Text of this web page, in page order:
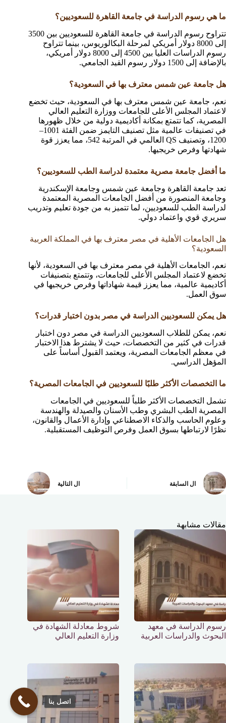
ما هي رسوم الدراسة في جامعة القاهرة للسعوديين؟
تتراوح رسوم الدراسة في جامعة القاهرة للسعوديين بين 3500
إلى 8000 دولار أمريكي لمرحلة البكالوريوس، بينما تتراوح
رسوم الدراسات العليا بين 4500 إلى 8000 دولار أمريكي،
بالإضافة إلى 1500 دولار رسوم القيد الجامعي.
هل جامعة عين شمس معترف بها في السعودية؟
نعم، جامعة عين شمس معترف بها في السعودية، حيث تخضع
لاعتماد المجلس الأعلى للجامعات ووزارة التعليم العالي
المصرية، كما تتمتع بمكانة أكاديمية دولية من خلال ظهورها
في تصنيفات عالمية مثل تصنيف التايمز ضمن الفئة 1001–
1200، وتصنيف QS العالمي في المرتبة 542، مما يعزز قوة
شهادتها وفرص خريجيها.
ما أفضل جامعة مصرية معتمدة لدراسة الطب للسعوديين؟
تعد جامعة القاهرة وجامعة عين شمس وجامعة الإسكندرية
وجامعة المنصورة من أفضل الجامعات المصرية المعتمدة
لدراسة الطب للسعوديين، لما تتميز به من جودة تعليم وتدريب
سريري قوي واعتماد دولي.
هل الجامعات الأهلية في مصر معترف بها في المملكة العربية
السعودية؟
نعم، الجامعات الأهلية في مصر معترف بها في السعودية، لأنها
تخضع لاعتماد المجلس الأعلى للجامعات، وتتمتع بتصنيفات
أكاديمية عالمية، مما يعزز قيمة شهاداتها وفرص خريجيها في
سوق العمل.
هل يمكن للسعوديين الدراسة في مصر بدون اختبار قدرات؟
نعم، يمكن للطلاب السعوديين الدراسة في مصر دون اختبار
قدرات في كثير من التخصصات، حيث لا يشترط هذا الاختبار
في معظم الجامعات المصرية، ويعتمد القبول أساساً على
المؤهل الدراسي.
ما التخصصات الأكثر طلبًا للسعوديين في الجامعات المصرية؟
تشمل التخصصات الأكثر طلباً للسعوديين في الجامعات
المصرية الطب البشري وطب الأسنان والصيدلة والهندسة
وعلوم الحاسب والذكاء الاصطناعي وإدارة الأعمال والقانون،
نظرًا لارتباطها بسوق العمل وفرص التوظيف المستقبلية.
ال السابقة ال التالية
مقالات مشابهة
رسوم الدراسة في معهد
البحوث والدراسات العربية
شروط معادلة الشهادة في
وزارة التعليم العالي
اتصل بنا